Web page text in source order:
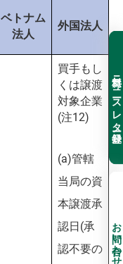
ベトナム
法人
外国法人
買手もし
くは譲渡
対象企業
(注12)
(a)管轄
当局の資
本譲渡承
認日(承
認不要の
無料ニュースレター登録
お問い合わせ